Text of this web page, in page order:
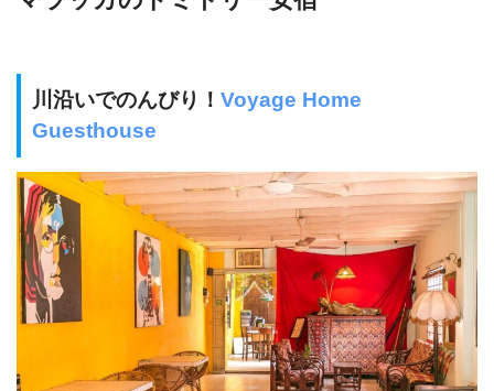
川沿いでのんびり！ Voyage Home
Guesthouse